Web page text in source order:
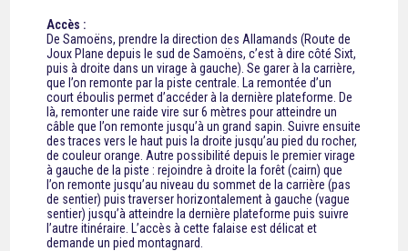
Accès :
De Samoëns, prendre la direction des Allamands (Route de
Joux Plane depuis le sud de Samoëns, c’est à dire côté Sixt,
puis à droite dans un virage à gauche). Se garer à la carrière,
que l’on remonte par la piste centrale. La remontée d’un
court éboulis permet d’accéder à la dernière plateforme. De
là, remonter une raide vire sur 6 mètres pour atteindre un
câble que l’on remonte jusqu’à un grand sapin. Suivre ensuite
des traces vers le haut puis la droite jusqu’au pied du rocher,
de couleur orange. Autre possibilité depuis le premier virage
à gauche de la piste : rejoindre à droite la forêt (cairn) que
l’on remonte jusqu’au niveau du sommet de la carrière (pas
de sentier) puis traverser horizontalement à gauche (vague
sentier) jusqu’à atteindre la dernière plateforme puis suivre
l’autre itinéraire. L’accès à cette falaise est délicat et
demande un pied montagnard.